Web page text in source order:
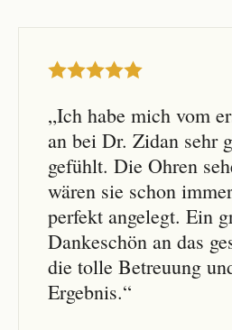
„Ich habe mich vom
an bei Dr. Zidan sehr
gefühlt. Die Ohren
wären sie schon
perfekt angelegt. Ein
Dankeschön an das
die tolle Betreuung
Ergebnis.“